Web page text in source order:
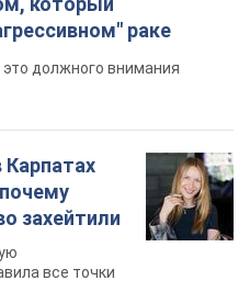
раке
должного внимания
захейтили
все точки